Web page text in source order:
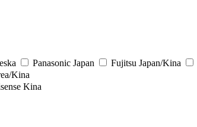
Panasonic Japan Fujitsu Japan/Kina
Kina
Kina